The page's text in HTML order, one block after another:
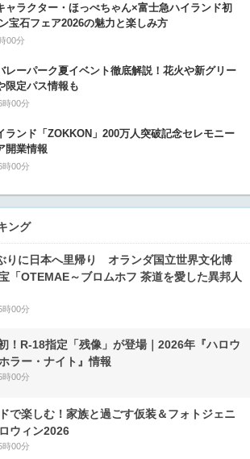
ャラクター・ほっぺちゃん×富士急ハイランド初
宝石フェア2026の魅力と楽しみ方
00分
レーパーク夏イベント徹底解説！花火や新グリー
限定パス情報も
時00分
ランド「ZOKKON」200万人突破記念セレモニー
開業情報
時00分
ング
りに日本へ里帰り オランダ国立世界文化博
「OTEMAE～ブロムホフ 茶道を愛した異邦人
時00分
！R-18指定「残像」が登場｜2026年『ハロウ
ラー・ナイト』情報
時00分
で楽しむ！家族と過ごす仮装＆フォトジェニ
ウィン2026
時00分